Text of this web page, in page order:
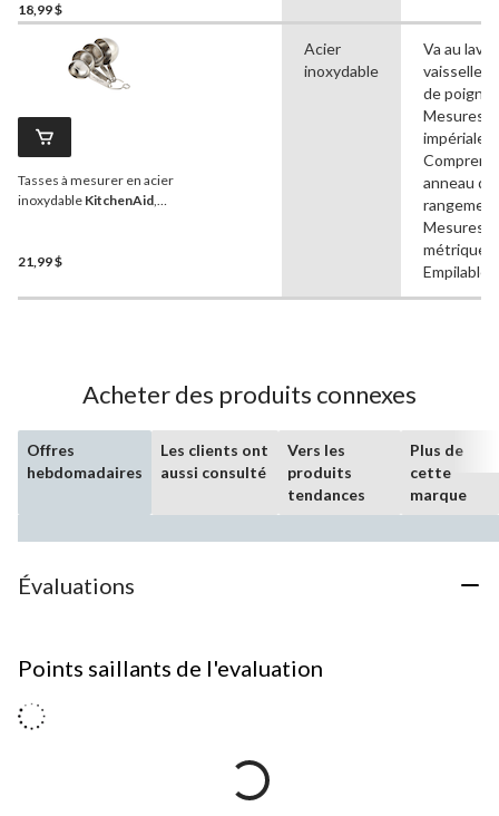
18,99 $
Tasses à mesurer en acier
inoxydable KitchenAid,
21,99 $
Acier
inoxydable
Va au lave-
vaisselle,
de
Mesures
impériales,
anneau de
Mesures
métriques,
Empilable
Acheter des produits connexes
Offres
hebdomadaires
Les clients ont
aussi consulté
Vers les
produits
tendances
Plus de
cette
marque
Évaluations
Points saillants de l'evaluation